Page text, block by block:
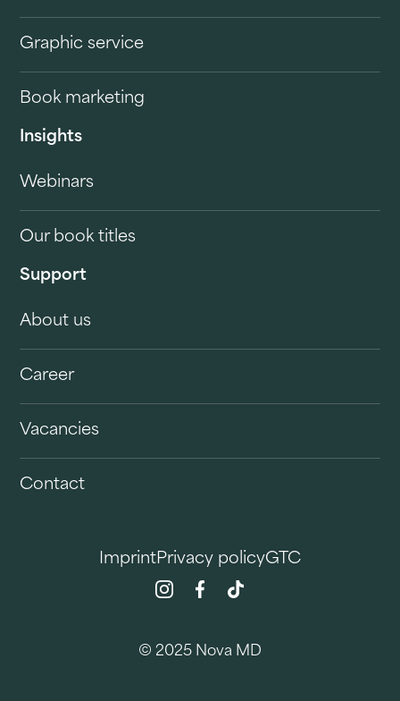
Graphic service
Book marketing
Insights
Webinars
Our book titles
Support
About us
Career
Vacancies
Contact
ImprintPrivacy policyGTC
© 2025 Nova MD